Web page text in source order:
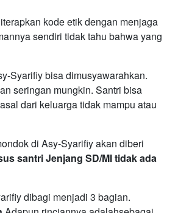
kode etik dengan menjaga
sendiri tidak tahu bahwa yang
Syarifiy bisa dimusyawarahkan.
seringan mungkin. Santri bisa
dari keluarga tidak mampu atau
di Asy-Syarifiy akan diberi
santri Jenjang SD/MI tidak ada
dibagi menjadi 3 bagian.